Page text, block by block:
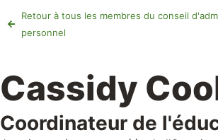
Retour à tous les membres du conseil
personnel
Cassidy
Coordinateur de